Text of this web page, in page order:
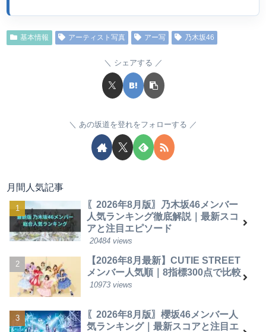
基本情報 アーティスト写真 アー写 乃木坂46
シェアする
あの坂道を登れをフォローする
月間人気記事
〖2026年8月版〗乃木坂46メンバー
人気ランキング徹底解説｜最新スコ
アと注目エピソード
20484 views
【2026年8月最新】CUTIE STREET
メンバー人気順｜8指標300点で比較
10973 views
〖2026年8月版〗櫻坂46メンバー人
気ランキング｜最新スコアと注目エ